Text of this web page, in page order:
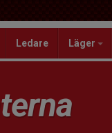
Ledare Läger